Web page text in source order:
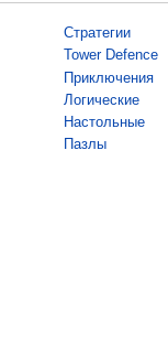
Стратегии
Tower Defence
Приключения
Логические
Настольные
Пазлы